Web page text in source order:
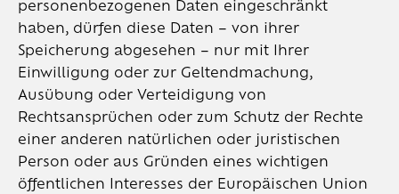
personenbezogenen Daten eingeschränkt
haben, dürfen diese Daten – von ihrer
Speicherung abgesehen – nur mit Ihrer
Einwilligung oder zur Geltendmachung,
Ausübung oder Verteidigung von
Rechtsansprüchen oder zum Schutz der Rechte
einer anderen natürlichen oder juristischen
Person oder aus Gründen eines wichtigen
öffentlichen Interesses der Europäischen Union